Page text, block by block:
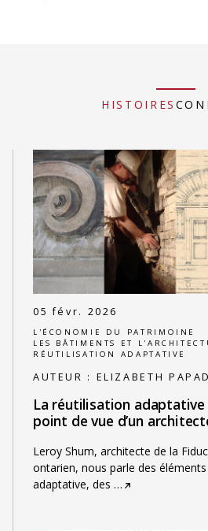
HISTOIRES
05 févr. 2026
L'ÉCONOMIE DU PATRIMOINE
LES BÂTIMENTS ET
RÉUTILISATION ADAPTATIVE
AUTEUR : ELIZABETH
La réutilisation
point de vue d’un
Leroy Shum, architecte de la
ontarien, nous parle des
adaptative, des …